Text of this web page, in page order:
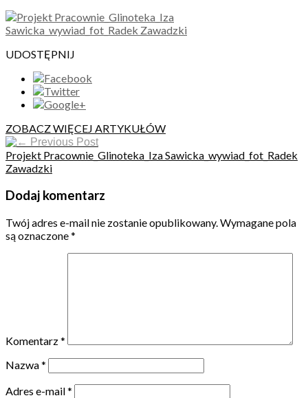
UDOSTĘPNIJ
ZOBACZ WIĘCEJ ARTYKUŁÓW
Previous Post
Projekt Pracownie_Glinoteka_Iza Sawicka_wywiad_fot_Radek
Zawadzki
Dodaj komentarz
Twój adres e-mail nie zostanie opublikowany. Wymagane pola
są oznaczone*
Komentarz*
Nazwa*
Adres e-mail*